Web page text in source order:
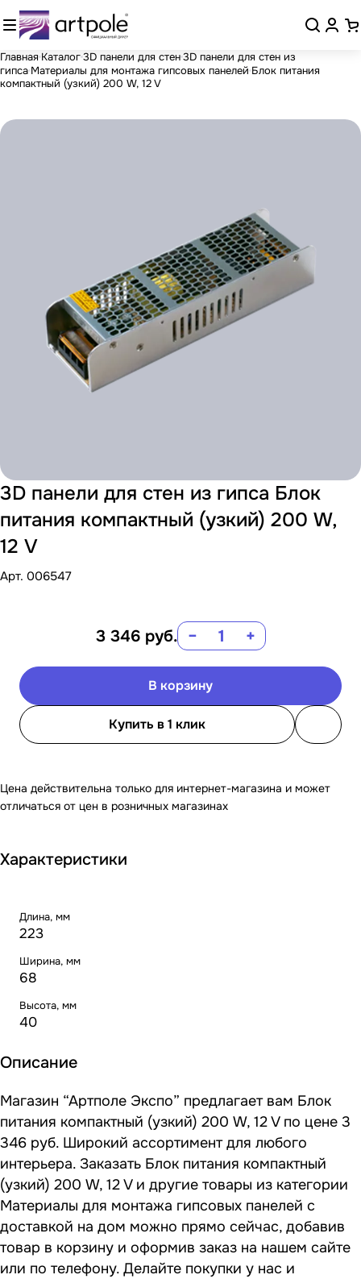
Главная Каталог3D панели для стен3D панели для стен из
гипса Материалы для монтажа гипсовых панелей Блок питания
компактный (узкий) 200 W, 12 V
3D панели для стен из гипса Блок
питания компактный (узкий) 200 W,
12 V
Арт. 006547
3 346 руб. − +
В корзину
Купить в 1 клик
Цена действительна только для интернет-магазина и может
отличаться от цен в розничных магазинах
Характеристики
Длина, мм
223
Ширина, мм
68
Высота, мм
40
Описание
Магазин “Артполе Экспо” предлагает вам Блок
питания компактный (узкий) 200 W, 12 V по цене 3
346 руб. Широкий ассортимент для любого
интерьера. Заказать Блок питания компактный
(узкий) 200 W, 12 V и другие товары из категории
Материалы для монтажа гипсовых панелей с
доставкой на дом можно прямо сейчас, добавив
товар в корзину и оформив заказ на нашем сайте
или по телефону. Делайте покупки у нас и